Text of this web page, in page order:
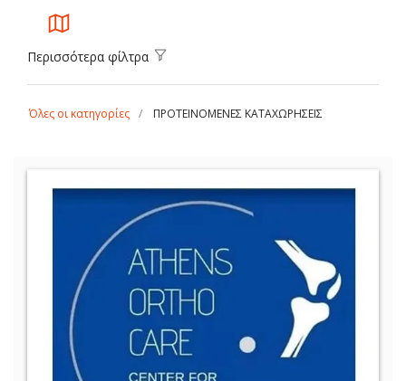
Περισσότερα φίλτρα
Όλες οι κατηγορίες ΠΡΟΤΕΙΝΟΜΕΝΕΣ ΚΑΤΑΧΩΡΗΣΕΙΣ